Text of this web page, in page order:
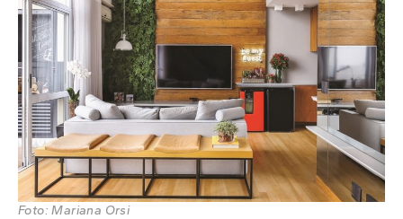
Foto: Mariana Orsi